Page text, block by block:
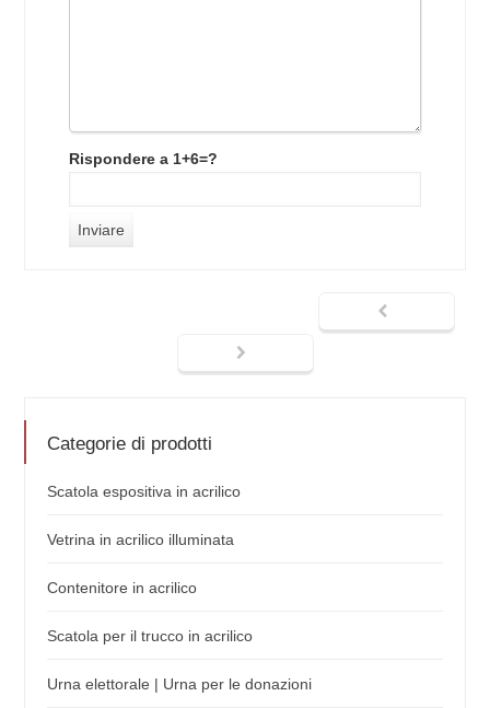
Rispondere a 1+6=?
Categorie di prodotti
Scatola espositiva in acrilico
Vetrina in acrilico illuminata
Contenitore in acrilico
Scatola per il trucco in acrilico
Urna elettorale | Urna per le donazioni